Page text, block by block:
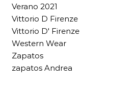
Verano 2021
Vittorio D Firenze
Vittorio D' Firenze
Western Wear
Zapatos
zapatos Andrea